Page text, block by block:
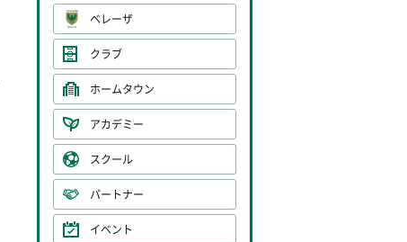
ベレーザ
クラブ
ホームタウン
アカデミー
スクール
パートナー
イベント